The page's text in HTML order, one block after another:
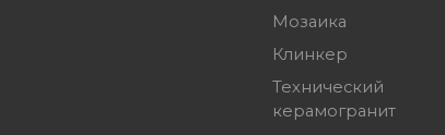
Мозаика
Клинкер
Технический
керамогранит